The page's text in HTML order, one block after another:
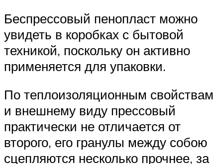
Беспрессовый пенопласт можно
увидеть в коробках с бытовой
техникой, поскольку он активно
применяется для упаковки.
По теплоизоляционным свойствам
и внешнему виду прессовый
практически не отличается от
второго, его гранулы между собою
сцепляются несколько прочнее, за